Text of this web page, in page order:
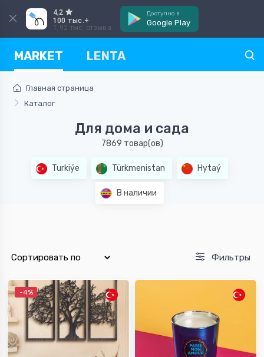
4,2
100 тыс.+
1,92 тыс. отзыва
Доступно в
Google Play
MARKET LENTA
Главная страница
Каталог
Для дома и сада
7869 товар(ов)
Turkiýe Türkmenistan Hytaý
В наличии
Фильтры
-4%